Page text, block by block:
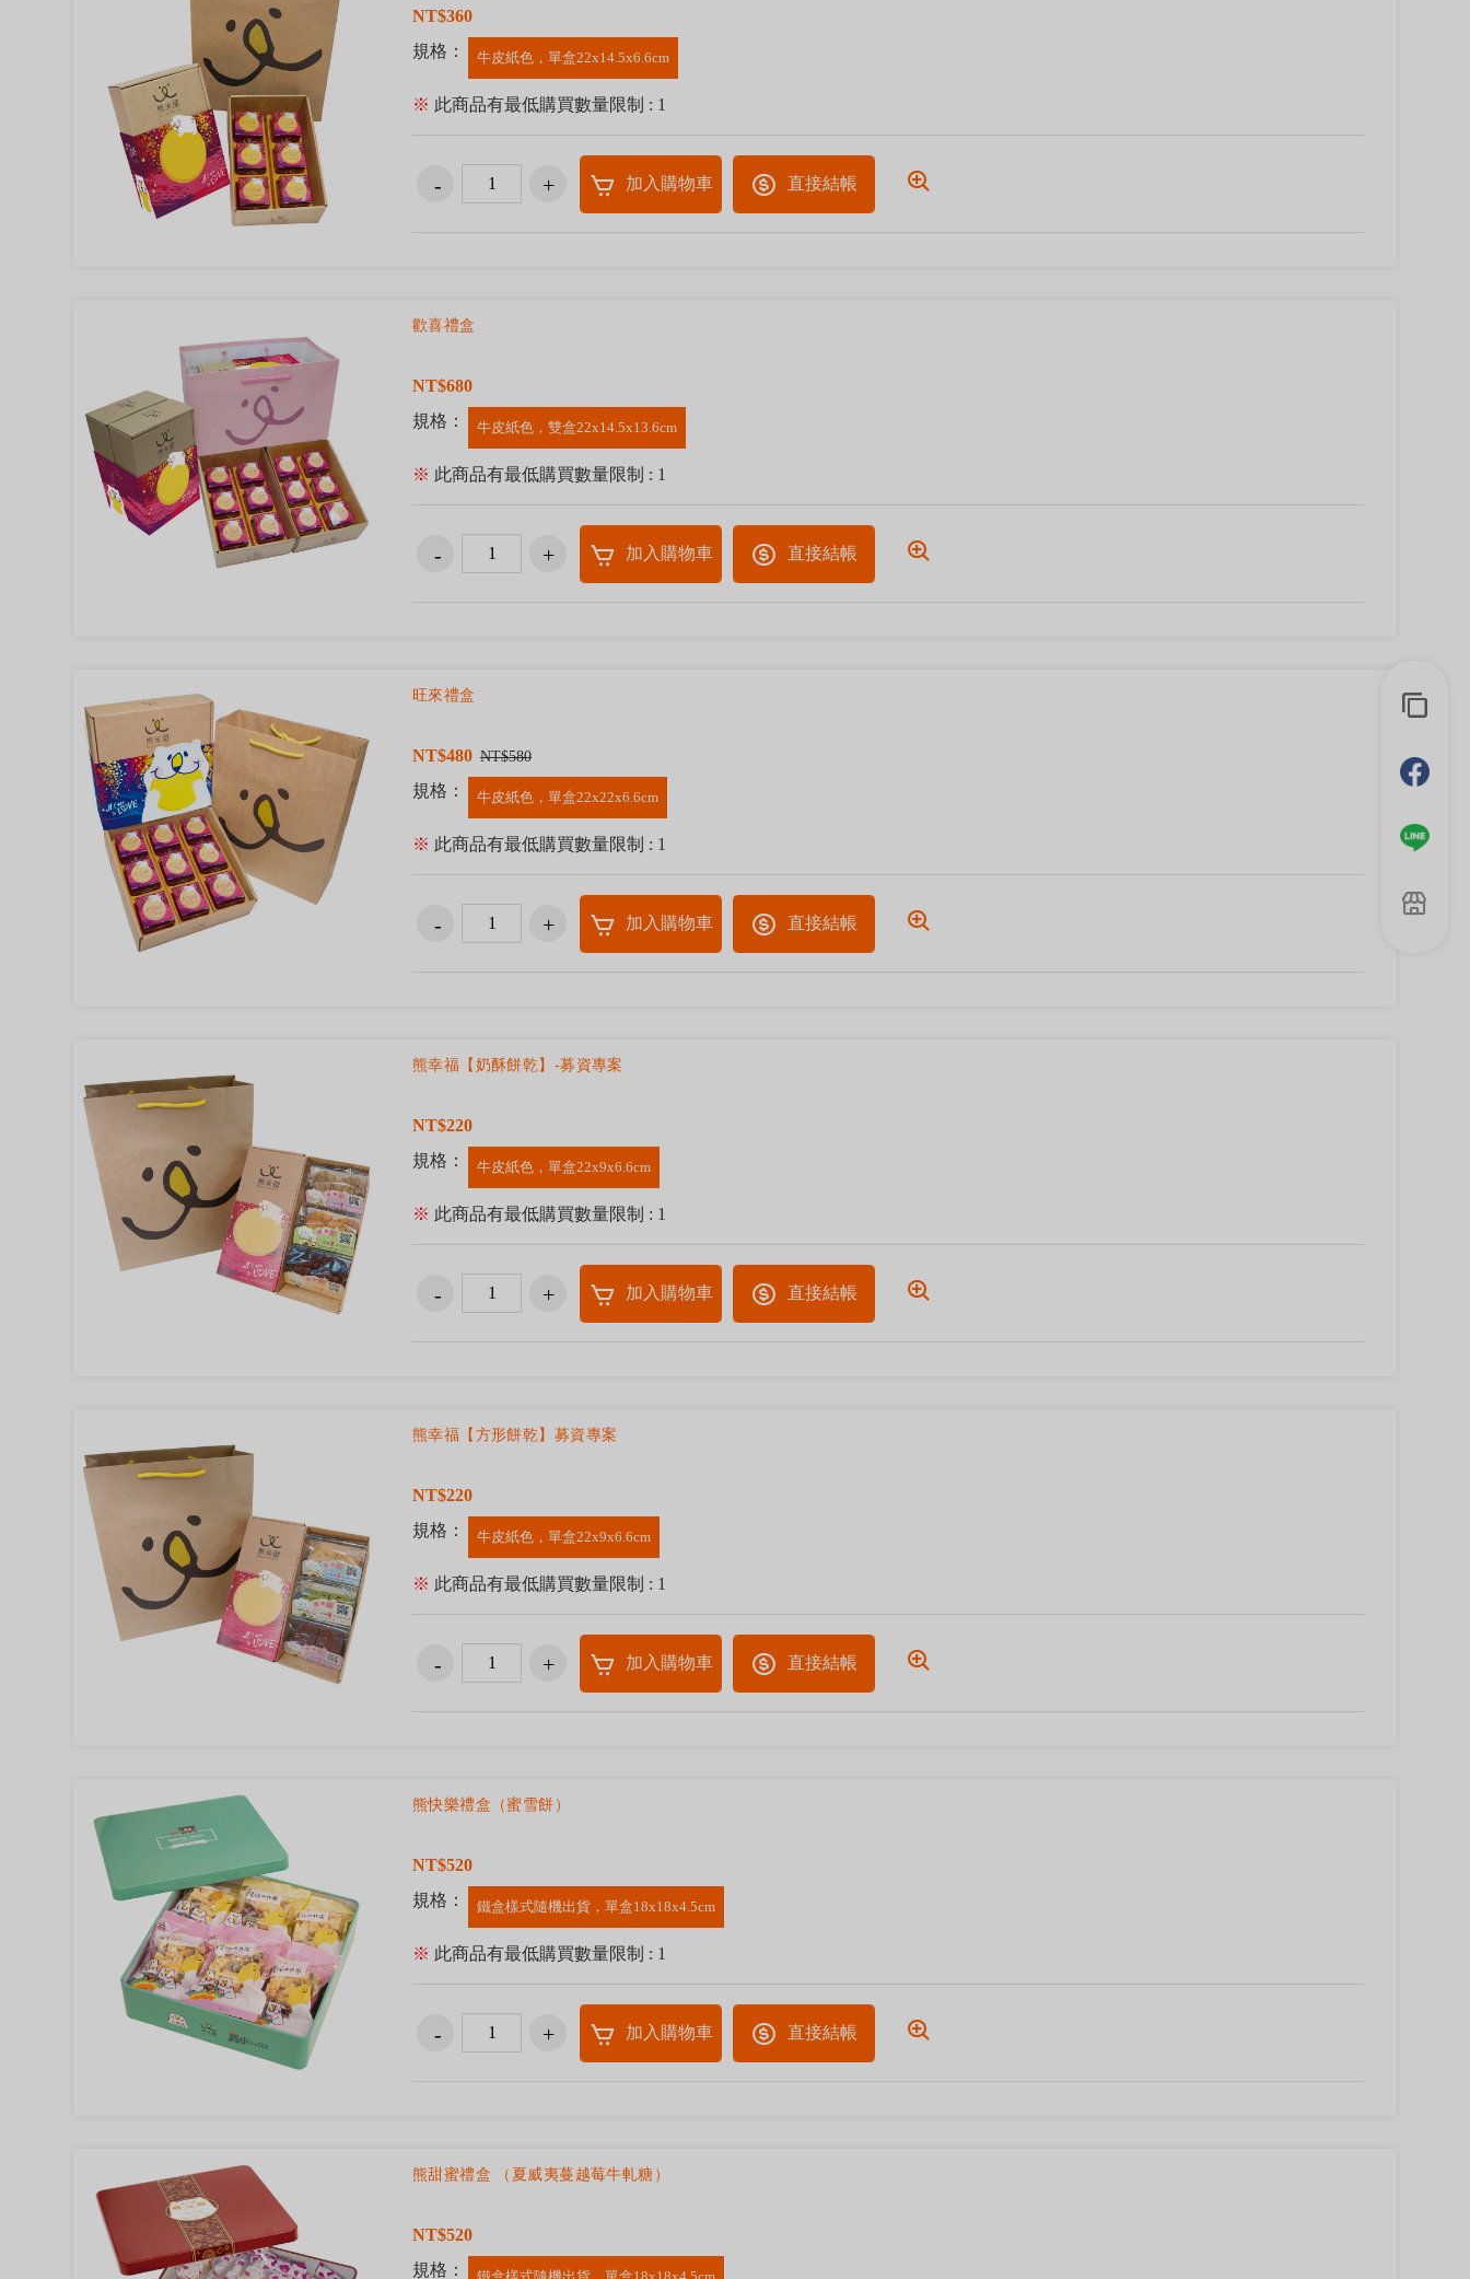
NT$360
規格：
牛皮紙色，單盒22x14.5x6.6cm
※ 此商品有最低購買數量限制 : 1
加入購物車 直接結帳
歡喜禮盒
NT$680
規格：
牛皮紙色，雙盒22x14.5x13.6cm
※ 此商品有最低購買數量限制 : 1
加入購物車 直接結帳
旺來禮盒
NT$480 NT$580
規格： 牛皮紙色，單盒22x22x6.6cm
※ 此商品有最低購買數量限制 : 1
加入購物車 直接結帳
熊幸福【奶酥餅乾】-募資專案
NT$220
規格：
牛皮紙色，單盒22x9x6.6cm
※ 此商品有最低購買數量限制 : 1
加入購物車 直接結帳
熊幸福【方形餅乾】募資專案
NT$220
規格：
牛皮紙色，單盒22x9x6.6cm
※ 此商品有最低購買數量限制 : 1
加入購物車 直接結帳
熊快樂禮盒（蜜雪餅）
NT$520
規格：
鐵盒樣式隨機出貨，單盒18x18x4.5cm
※ 此商品有最低購買數量限制 : 1
加入購物車 直接結帳
熊甜蜜禮盒 （夏威夷蔓越莓牛軋糖）
NT$520
規格：